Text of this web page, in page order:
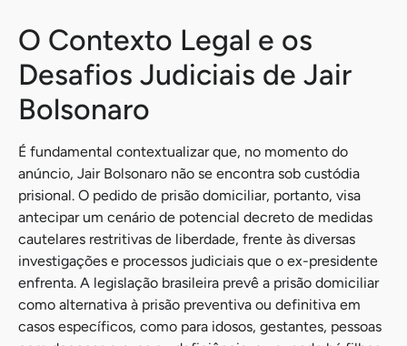
O Contexto Legal e os
Desafios Judiciais de Jair
Bolsonaro
É fundamental contextualizar que, no momento do
anúncio, Jair Bolsonaro não se encontra sob custódia
prisional. O pedido de prisão domiciliar, portanto, visa
antecipar um cenário de potencial decreto de medidas
cautelares restritivas de liberdade, frente às diversas
investigações e processos judiciais que o ex-presidente
enfrenta. A legislação brasileira prevê a prisão domiciliar
como alternativa à prisão preventiva ou definitiva em
casos específicos, como para idosos, gestantes, pessoas